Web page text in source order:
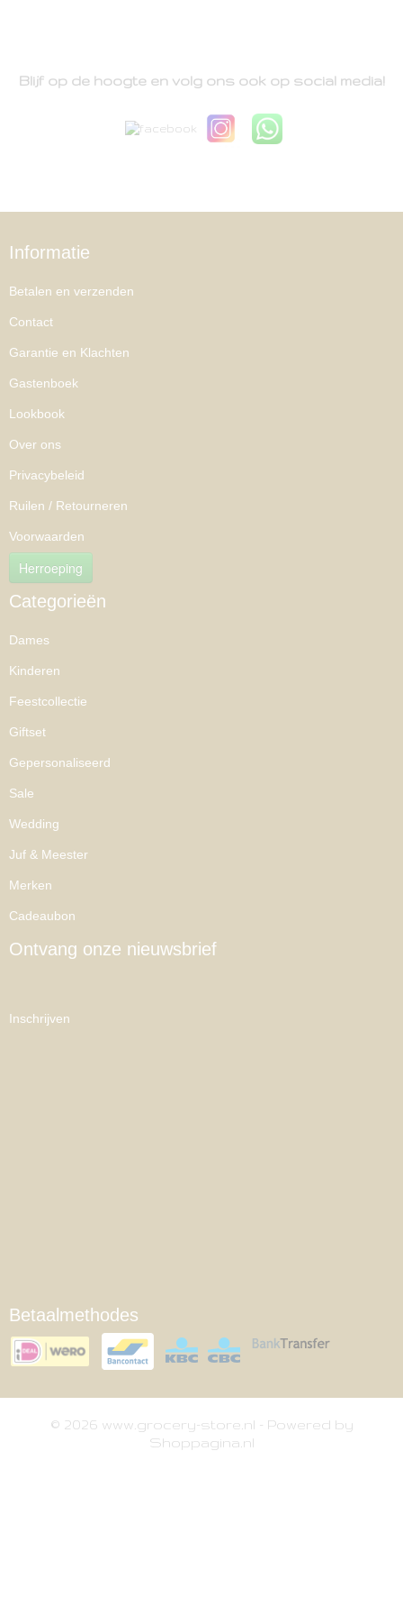
Blijf op de hoogte en volg ons ook op social media!
Informatie
Betalen en verzenden
Contact
Garantie en Klachten
Gastenboek
Lookbook
Over ons
Privacybeleid
Ruilen / Retourneren
Voorwaarden
Herroeping
Categorieën
Dames
Kinderen
Feestcollectie
Giftset
Gepersonaliseerd
Sale
Wedding
Juf & Meester
Merken
Cadeaubon
Ontvang onze nieuwsbrief
Inschrijven
Betaalmethodes
© 2026 www.grocery-store.nl - Powered by
Shoppagina.nl